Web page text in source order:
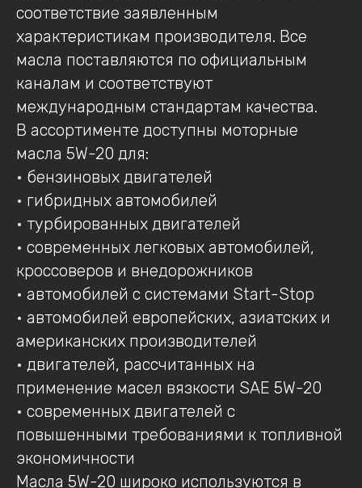
соответствие заявленным
характеристикам производителя. Все
масла поставляются по официальным
каналам и соответствуют
международным стандартам качества.
В ассортименте доступны моторные
масла 5W-20 для:
• бензиновых двигателей
• гибридных автомобилей
• турбированных двигателей
• современных легковых автомобилей,
кроссоверов и внедорожников
• автомобилей с системами Start-Stop
• автомобилей европейских, азиатских и
американских производителей
• двигателей, рассчитанных на
применение масел вязкости SAE 5W-20
• современных двигателей с
повышенными требованиями к топливной
экономичности
Масла 5W-20 широко используются в